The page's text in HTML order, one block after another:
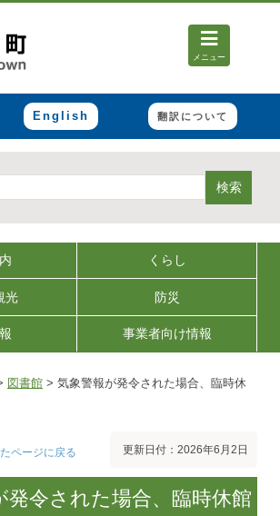
メニュー
English 翻訳について
検索
くらし
光 防災
事業者向け情報
図書館 > 気象警報が発令された場合、臨時休
ページに戻る 更新日付：2026年6月2日
発令された場合、臨時休館